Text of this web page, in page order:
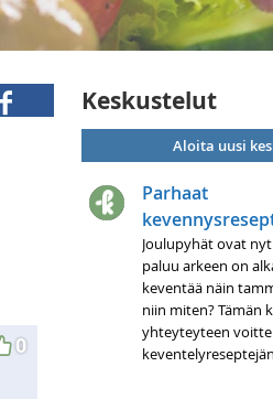
0
Keskustelut
Aloita uusi
Parhaat
Joulupyhät ovat
paluu arkeen on
keventää näin
niin miten? Tämän
yhteyteyteen